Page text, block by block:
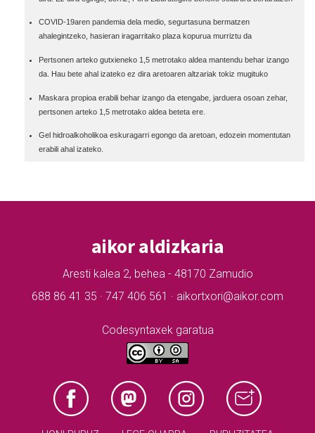
COVID-19aren pandemia dela medio, segurtasuna bermatzen
ahalegintzeko, hasieran iragarritako plaza kopurua murriztu da
Pertsonen arteko gutxieneko 1,5 metrotako aldea mantendu behar izango
da. Hau bete ahal izateko ez dira aretoaren altzariak tokiz mugituko
Maskara propioa erabili behar izango da etengabe, jarduera osoan zehar,
pertsonen arteko 1,5 metrotako aldea beteta ere.
Gel hidroalkoholikoa eskuragarri egongo da aretoan, edozein momentutan
erabili ahal izateko.
aikor aldizkaria
Aresti kalea 2, behea - 48170 Zamudio
688 86 41 35 · 747 406 561 · aikortxori@aikor.com
Codesyntaxek garatua